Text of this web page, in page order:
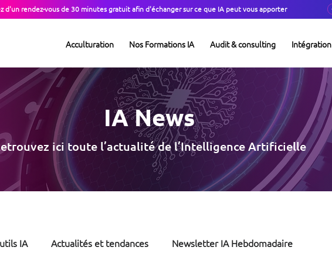
d'un rendez-vous de 30 minutes gratuit afin d'échanger sur ce que IA peut vous apporter
Acculturation Nos Formations IA Audit & consulting Intégration
IA News
ici toute l’actualité de l’Intelligence Artificielle
IA Actualités et tendances Newsletter IA Hebdomadaire